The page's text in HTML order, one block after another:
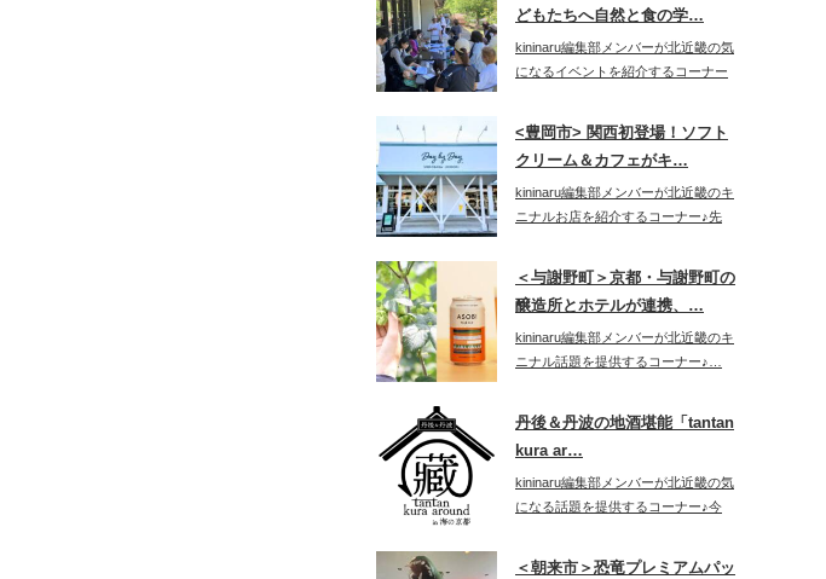
どもたちへ自然と食の学…
kininaru編集部メンバーが北近畿の気
になるイベントを紹介するコーナー
<豊岡市> 関西初登場！ソフト
クリーム＆カフェがキ…
kininaru編集部メンバーが北近畿のキ
ニナルお店を紹介するコーナー♪先
＜与謝野町＞京都・与謝野町の
醸造所とホテルが連携、…
kininaru編集部メンバーが北近畿のキ
ニナル話題を提供するコーナー♪…
丹後＆丹波の地酒堪能「tantan
kura ar…
kininaru編集部メンバーが北近畿の気
になる話題を提供するコーナー♪今
＜朝来市＞恐竜プレミアムパッ